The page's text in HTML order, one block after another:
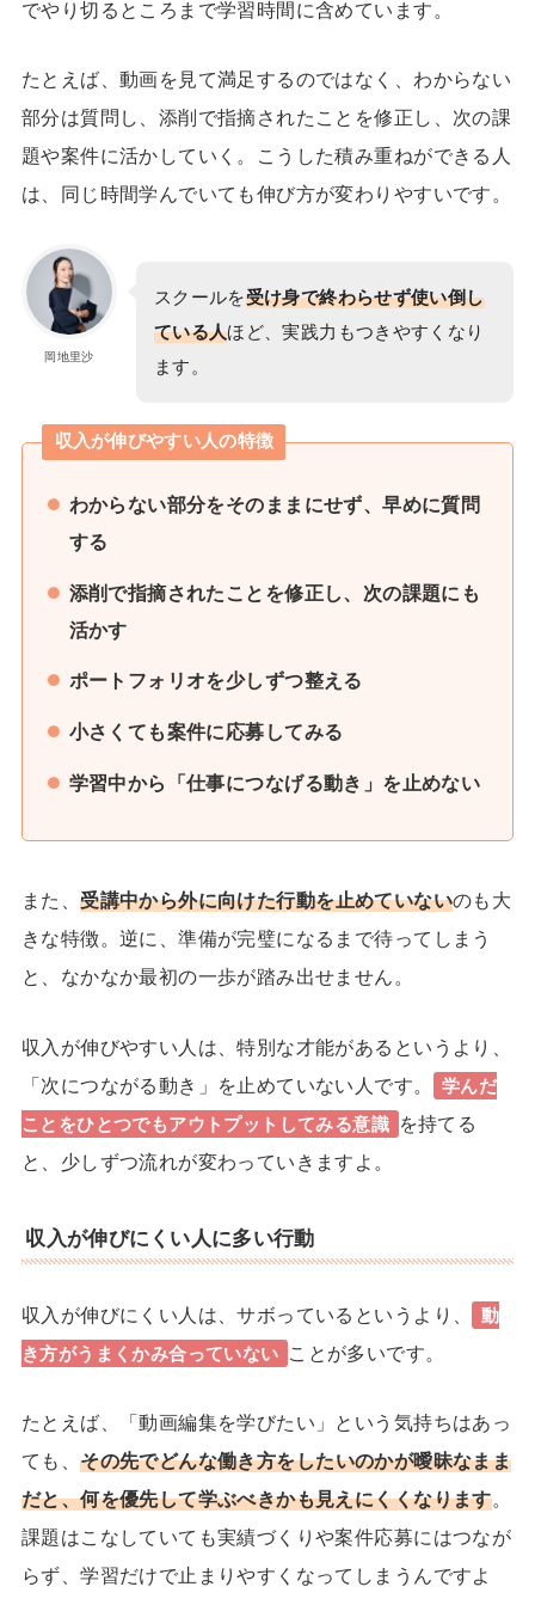
でやり切るところまで学習時間に含めています。
たとえば、動画を見て満足するのではなく、わからない
部分は質問し、添削で指摘されたことを修正し、次の課
題や案件に活かしていく。こうした積み重ねができる人
は、同じ時間学んでいても伸び方が変わりやすいです。
岡地里沙
スクールを受け身で終わらせず使い倒し
ている人ほど、実践力もつきやすくなり
ます。
収入が伸びやすい人の特徴
わからない部分をそのままにせず、早めに質問
する
添削で指摘されたことを修正し、次の課題にも
活かす
ポートフォリオを少しずつ整える
小さくても案件に応募してみる
学習中から「仕事につなげる動き」を止めない
また、受講中から外に向けた行動を止めていないのも大
きな特徴。逆に、準備が完璧になるまで待ってしまう
と、なかなか最初の一歩が踏み出せません。
収入が伸びやすい人は、特別な才能があるというより、
「次につながる動き」を止めていない人です。
学んだ
ことをひとつでもアウトプットしてみる意識
を持てる
と、少しずつ流れが変わっていきますよ。
収入が伸びにくい人に多い行動
収入が伸びにくい人は、サボっているというより、
動
き方がうまくかみ合っていない
ことが多いです。
たとえば、「動画編集を学びたい」という気持ちはあっ
ても、その先でどんな働き方をしたいのかが曖昧なまま
だと、何を優先して学ぶべきかも見えにくくなります。
課題はこなしていても実績づくりや案件応募にはつなが
らず、学習だけで止まりやすくなってしまうんですよ